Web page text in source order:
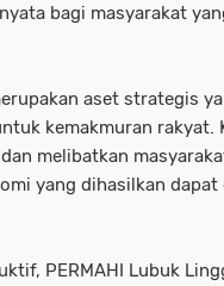
bagi masyarakat
aset strategis
kemakmuran rakyat.
melibatkan
yang dihasilkan dapat
PERMAHI Lubuk